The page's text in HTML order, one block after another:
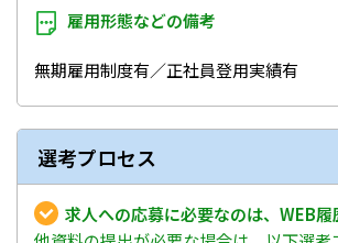
雇用形態などの備考
無期雇用制度有／正社員登用実績有
選考プロセス
求人への応募に必要なのは、WEB履